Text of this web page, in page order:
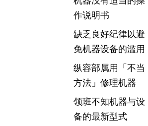
作说明书
缺乏良好纪律以避
免机器设备的滥用
纵容部属用「不当
方法」修理机器
领班不知机器与设
备的最新型式